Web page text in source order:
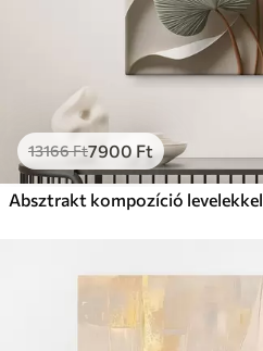
13166Ft7900 Ft
Absztrakt kompozíció levelekkel